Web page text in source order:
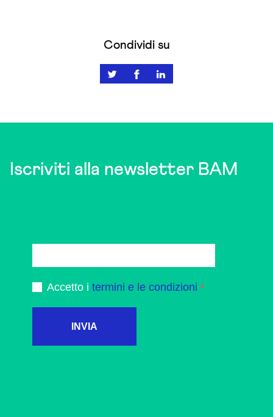
Condividi su
Iscriviti alla newsletter BAM
Accetto i termini e le condizioni
INVIA